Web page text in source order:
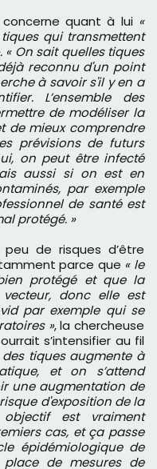
quant à lui «
qui transmettent
« On sait quelles tiques
reconnu d'un point
à savoir s'il y en a
L’ensemble des
de modéliser la
de mieux comprendre
prévisions de futurs
on peut être infecté
aussi si on est en
par exemple
de santé est
protégé. »
de risques d’être
parce que « le
protégé et que la
donc elle est
par exemple qui se
», la chercheuse
s’intensifier au fil
tiques augmente à
et on s’attend
une augmentation de
d'exposition de la
est vraiment
cas, et ça passe
épidémiologique de
de mesures de